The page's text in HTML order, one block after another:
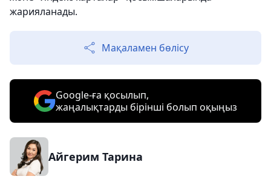
жарияланады.
Мақаламен бөлісу
Google-ға қосылып,
жаңалықтарды бірінші болып оқыңыз
Айгерим Тарина